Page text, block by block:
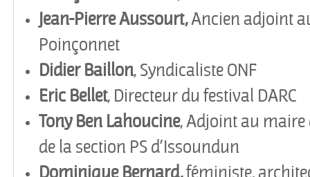
Jean-Pierre Aussourt,Ancien adjoint
Poinçonnet
Didier Baillon, Syndicaliste ONF
Eric Bellet, Directeur du festival DARC
Tony Ben Lahoucine, Adjoint au maire
de la section PS d’Issoundun
Dominique Bernard,féministe,